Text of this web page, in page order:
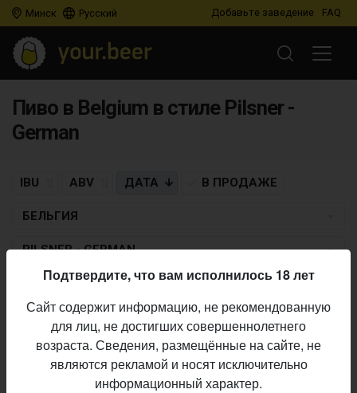
Минск Русский Добавьте заведение FAQ
Пиво в Belgium в стиле Pilsner -
German
IBU ABV ДАТА В ПРОДАЖЕ
БЕЛЬГИЯ
PILSNER - GERMAN
Cornelissen Luxury Lager
Pilsner - German • 5,5% ABV • 20 IBU • 13.07.2017
Подтвердите, что вам исполнилось 18 лет
Сайт содержит информацию, не рекомендованную
для лиц, не достигших совершеннолетнего
возраста. Сведения, размещённые на сайте, не
являются рекламой и носят исключительно
информационный характер.